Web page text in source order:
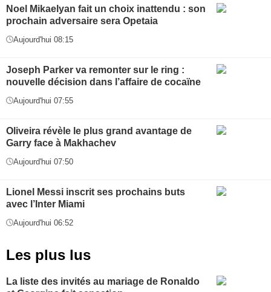
Noel Mikaelyan fait un choix inattendu : son
prochain adversaire sera Opetaia
Aujourd'hui 08:15
Joseph Parker va remonter sur le ring :
nouvelle décision dans l’affaire de cocaïne
Aujourd'hui 07:55
Oliveira révèle le plus grand avantage de
Garry face à Makhachev
Aujourd'hui 07:50
Lionel Messi inscrit ses prochains buts
avec l’Inter Miami
Aujourd'hui 06:52
Les plus lus
La liste des invités au mariage de Ronaldo